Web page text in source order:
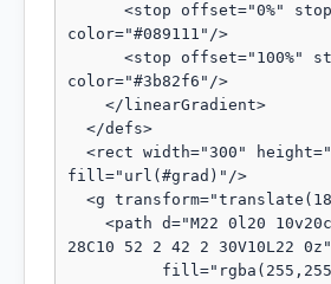
color="#089111"/>
color="#3b82f6"/>
fill="url(#grad)"/>
28C10 52 2 42 2 30V10L22 0z"